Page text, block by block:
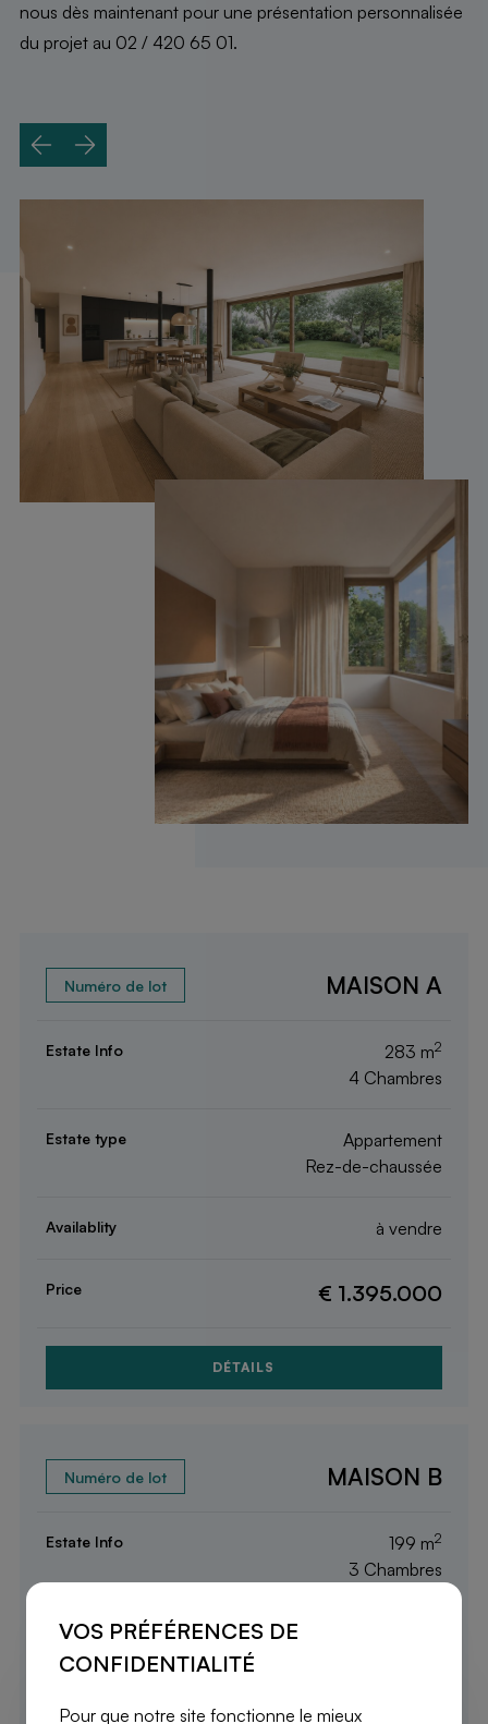
nous dès maintenant pour une présentation personnalisée
du projet au 02 / 420 65 01.
MAISON A
283 m2
4 Chambres
Appartement
Rez-de-chaussée
à vendre
€ 1.395.000
DÉTAILS
MAISON B
199 m2
3 Chambres
VOS PRÉFÉRENCES DE
CONFIDENTIALITÉ
Pour que notre site fonctionne le mieux